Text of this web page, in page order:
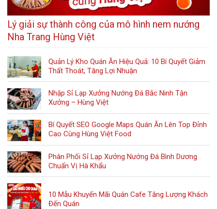
Lý giải sự thành công của mô hình nem nướng
Nha Trang Hùng Việt
Quản Lý Kho Quán Ăn Hiệu Quả: 10 Bí Quyết Giảm
Thất Thoát, Tăng Lợi Nhuận
Nhập Sỉ Lạp Xưởng Nướng Đá Bắc Ninh Tận
Xưởng – Hùng Việt
Bí Quyết SEO Google Maps Quán Ăn Lên Top Đỉnh
Cao Cùng Hùng Việt Food
Phân Phối Sỉ Lạp Xưởng Nướng Đá Bình Dương
Chuẩn Vị Hà Khẩu
10 Mẫu Khuyến Mãi Quán Cafe Tăng Lượng Khách
Đến Quán